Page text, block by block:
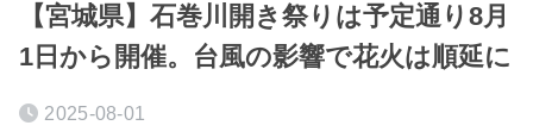
【宮城県】石巻川開き祭りは予定通り8月
1日から開催。台風の影響で花火は順延に
2025-08-01